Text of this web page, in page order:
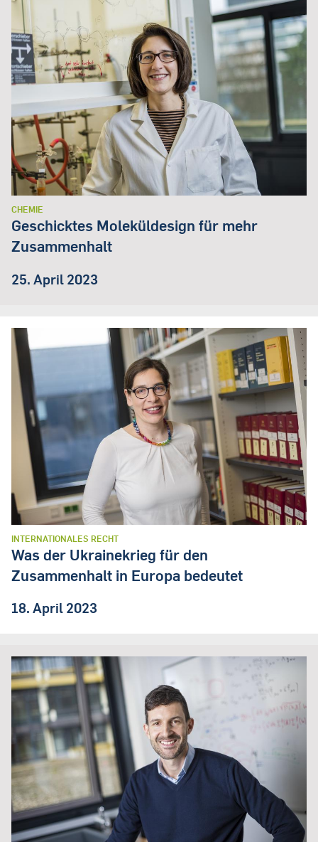
CHEMIE
Geschicktes Moleküldesign für mehr
Zusammenhalt
25. April 2023
INTERNATIONALES RECHT
Was der Ukrainekrieg für den
Zusammenhalt in Europa bedeutet
18. April 2023